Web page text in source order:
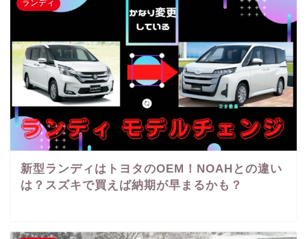
ランディ
新型ランディはトヨタのOEM！NOAHとの違い
は？スズキで買えば納期が早まるかも？